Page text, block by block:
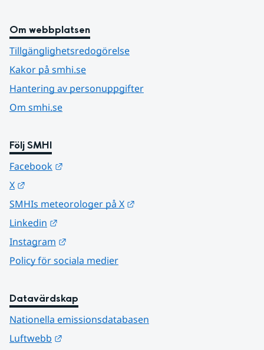
Om webbplatsen
Tillgänglighetsredogörelse
Kakor på smhi.se
Hantering av personuppgifter
Om smhi.se
Följ SMHI
Facebook
X
SMHIs meteorologer på X
Linkedin
Instagram
Policy för sociala medier
Datavärdskap
Nationella emissionsdatabasen
Luftwebb